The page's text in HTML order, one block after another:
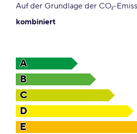
Auf der Grundlage der CO2-
kombiniert
A
B
C
D
E